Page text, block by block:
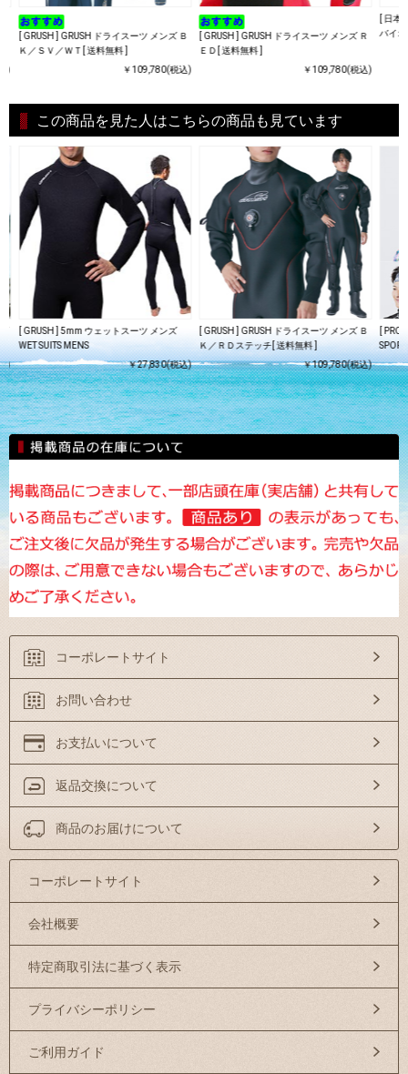
)
[ GRUSH ] GRUSH ドライスーツ メンズ Ｂ
Ｋ／ＳＶ／ＷＴ[ 送料無料 ]
￥109,780(税込)
[ GRUSH ] GRUSH ドライスーツ メンズ Ｒ
ＥＤ[ 送料無料 ]
￥109,780(税込)
[ 日
バイ
この商品を見た人はこちらの商品も見ています
)
[ GRUSH ] 5mm ウェットスーツ メンズ
WET SUITS MENS
￥27,830(税込)
[ GRUSH ] GRUSH ドライスーツ メンズ Ｂ
Ｋ／ＲＤステッチ[ 送料無料 ]
￥109,780(税込)
[
コーポレートサイト
お問い合わせ
お支払いについて
返品交換について
商品のお届けについて
コーポレートサイト
会社概要
特定商取引法に基づく表示
プライバシーポリシー
ご利用ガイド